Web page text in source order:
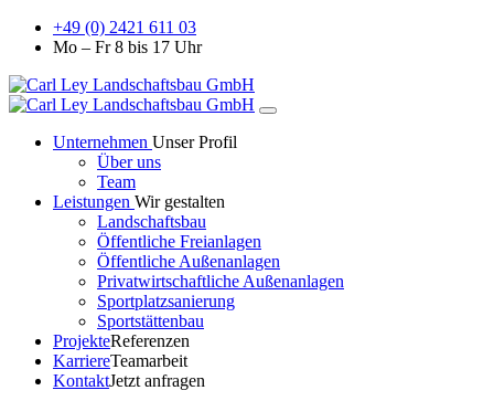
+49 (0) 2421 611 03
Mo – Fr 8 bis 17 Uhr
Unternehmen Unser Profil
Über uns
Team
Leistungen Wir gestalten
Landschaftsbau
Öffentliche Freianlagen
Öffentliche Außenanlagen
Privatwirtschaftliche Außenanlagen
Sportplatzsanierung
Sportstättenbau
ProjekteReferenzen
KarriereTeamarbeit
KontaktJetzt anfragen